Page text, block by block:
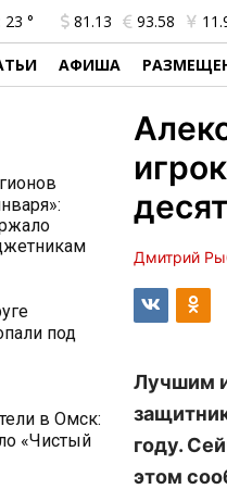
23 ° 81.13 93.58
АФИША
под
в Омск:
«Чистый
Дмитрий
Лучшим
году.
этом